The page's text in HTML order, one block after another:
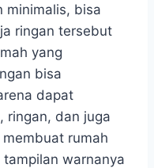
minimalis, bisa
ringan tersebut
yang
bisa
dapat
ringan, dan juga
rumah
warnanya